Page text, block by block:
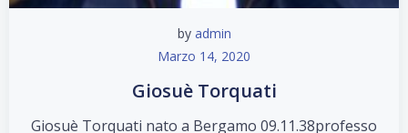
by admin
Marzo 14, 2020
Giosuè Torquati
Giosuè Torquati nato a Bergamo 09.11.38professo